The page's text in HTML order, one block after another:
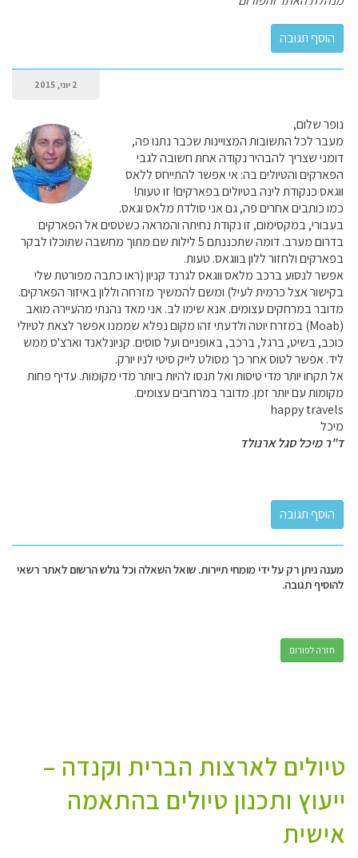
2 יוני, 2015
נופר שלום,
מעבר לכל התשובות המצויינות שכבר נתנו פה,
דומני שצריך להבהיר נקודה אחת חשובה לגבי
הפארקים והטיולים בה: אי אפשר להתייחס ללאס
ווגאס כנקודת לינה בטיולים בפארקים! זו טעות!
כמו כותבים אחרים פה, גם אני סולדת מלאס וגאס.
בעבורי, במקסימום, זו נקודת נחיתה והמראה כשטסים אל הפארקים
בדרום מערב. דומה שתכננתם 5 לילות שם מתוך מחשבה שתוכלו לבקר
בפארקים ולחזור ללון בווגאס. טעות.
אפשר לנסוע ברכב מלאס ווגאס לגרנד קניון (ראו כתבה מפורטת שלי
בקישור אצל כרמית לעיל) ומשם להמשיך מזרחה וללון באיזור הפארקים.
מדובר במרחקים עצומים. אנא שימו לב. אני מאד נהנתי מהעיירה מואב
(Moab) במזרח יוטה ולדעתי זהו מקום נפלא שממנו אפשר לצאת לטיולי
כוכב, בשיט, ברגל, ברכב, באופניים ועל סוסים. קניונלאנד וארצ'ס ממש
ליד. אפשר לטוס אחר כך מסולט לייק סיטי לניו יורק.
אל תקחו יותר מדי טיסות ואל תנסו להיות ביותר מדי מקומות. עדיף פחות
מקומות עם יותר זמן. מדובר במרחבים עצומים.
happy travels
מיכל
ד"ר מיכל סגל ארנולד
מענה ניתן רק על ידי מומחי תיירות. שואל השאלה וכל גולש הרשום לאתר רשאי
להוסיף תגובה.
חזרה לפורום
טיולים לארצות הברית וקנדה –
ייעוץ ותכנון טיולים בהתאמה
אישית